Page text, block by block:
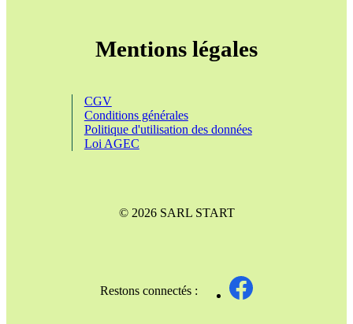
Mentions légales
CGV
Conditions générales
Politique d'utilisation des données
Loi AGEC
© 2026 SARL START
Restons connectés :